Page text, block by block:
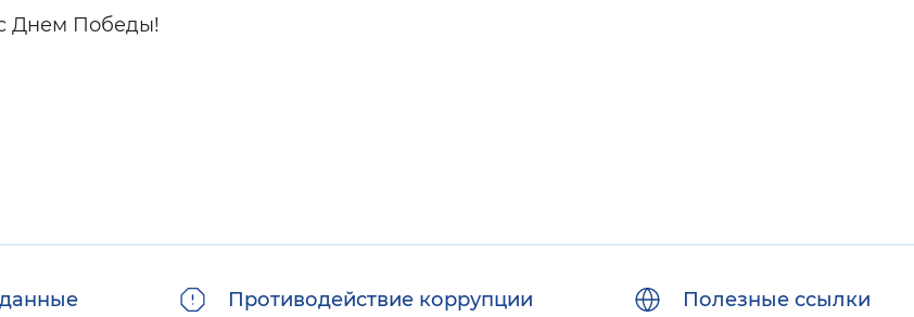
Днем Победы!
Противодействие коррупции Полезные ссылки